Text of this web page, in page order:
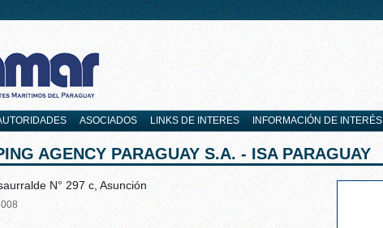
ASOCIADOS LINKS DE INTERES INFORMACIÓN DE INTERÉS
AGENCY PARAGUAY S.A. - ISA PARAGUAY
N° 297 c, Asunción